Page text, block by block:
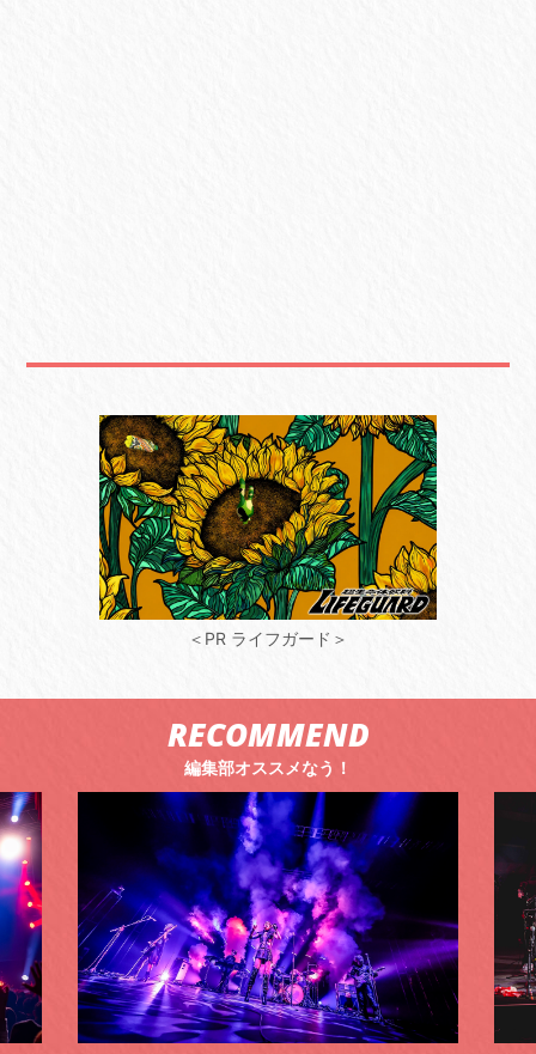
＜PR ライフガード＞
RECOMMEND
編集部オススメなう！